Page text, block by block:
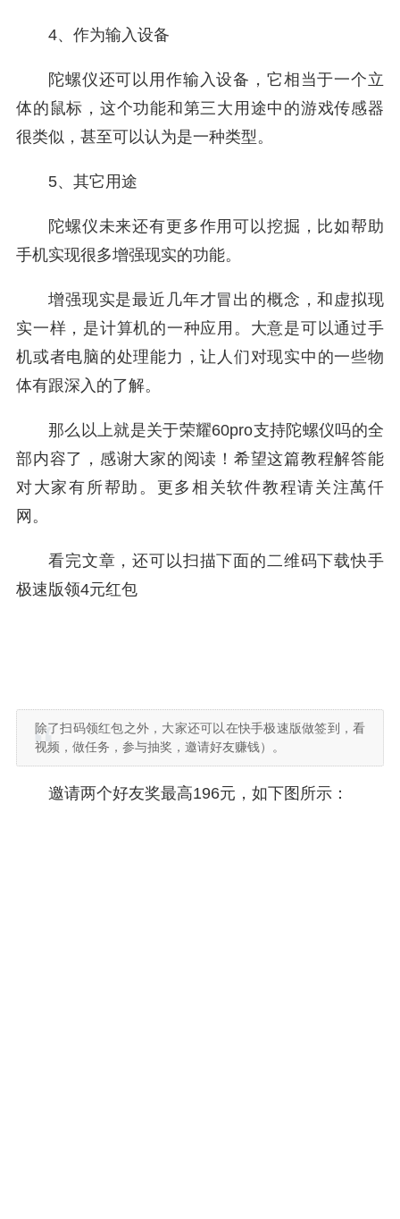
4、作为输入设备
陀螺仪还可以用作输入设备，它相当于一个立
体的鼠标，这个功能和第三大用途中的游戏传感器
很类似，甚至可以认为是一种类型。
5、其它用途
陀螺仪未来还有更多作用可以挖掘，比如帮助
手机实现很多增强现实的功能。
增强现实是最近几年才冒出的概念，和虚拟现
实一样，是计算机的一种应用。大意是可以通过手
机或者电脑的处理能力，让人们对现实中的一些物
体有跟深入的了解。
那么以上就是关于荣耀60pro支持陀螺仪吗的全
部内容了，感谢大家的阅读！希望这篇教程解答能
对大家有所帮助。更多相关软件教程请关注萬仟
网。
看完文章，还可以扫描下面的二维码下载快手
极速版领4元红包
除了扫码领红包之外，大家还可以在快手极速版做签到，看
视频，做任务，参与抽奖，邀请好友赚钱）。
邀请两个好友奖最高196元，如下图所示：